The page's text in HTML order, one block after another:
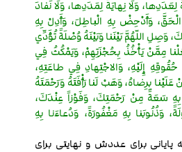
وَلَا نِهايَةَ لِمَدَدِها، وَلَا نَفادَ
الْحَقَّ، وَأَدْحِضْ بِهِ الْباطِلَ، وَأَدِلْ بِهِ
وَصِلِ اللّهُمَّ بَيْنَنا وَبَيْنَهُ وُصْلَةً تُؤَدِّي
مِمَّنْ يَأْخُذُ بِحُجْزَتِهِمْ، وَيَمْكُثُ فِي
إِلَيْهِ، وَالاجْتِهادِ فِي طاعَتِهِ،
بِرِضاهُ، وَهَبْ لَنا رَأْفَتَهُ وَرَحْمَتَهُ
بِهِ سَعَةً مِنْ رَحْمَتِكَ، وَفَوْزاً عِنْدَكَ،
وَذُنُوبَنا بِهِ مَغْفُورَةً، وَدُعاءَنا بِهِ
برای عددش و نهایتی برای